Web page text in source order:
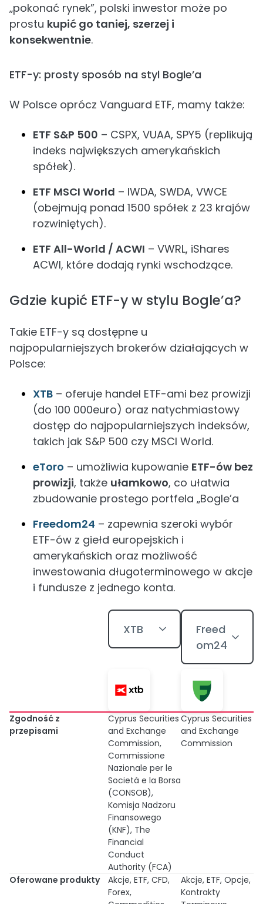
„pokonać rynek”, polski inwestor może po
prostu kupić go taniej, szerzej i
konsekwentnie.
ETF-y: prosty sposób na styl Bogle’a
W Polsce oprócz Vanguard ETF, mamy także:
ETF S&P 500 – CSPX, VUAA, SPY5 (replikują
indeks największych amerykańskich
spółek).
ETF MSCI World – IWDA, SWDA, VWCE
(obejmują ponad 1500 spółek z 23 krajów
rozwiniętych).
ETF All-World / ACWI – VWRL, iShares
ACWI, które dodają rynki wschodzące.
Gdzie kupić ETF-y w stylu Bogle’a?
Takie ETF-y są dostępne u
najpopularniejszych brokerów działających w
Polsce:
XTB – oferuje handel ETF-ami bez prowizji
(do 100 000euro) oraz natychmiastowy
dostęp do najpopularniejszych indeksów,
takich jak S&P 500 czy MSCI World.
eToro – umożliwia kupowanie ETF-ów bez
prowizji, także ułamkowo, co ułatwia
zbudowanie prostego portfela „Bogle’a
Freedom24 – zapewnia szeroki wybór
ETF-ów z giełd europejskich i
amerykańskich oraz możliwość
inwestowania długoterminowego w akcje
i fundusze z jednego konta.
XTB
Freed
om24
Zgodność z
przepisami
Cyprus Securities
and Exchange
Commission,
Commissione
Nazionale per le
Società e la Borsa
(CONSOB),
Komisja Nadzoru
Finansowego
(KNF), The
Financial
Conduct
Authority (FCA)
Cyprus Securities
and Exchange
Commission
Oferowane produkty
Akcje, ETF, CFD,
Forex,
Akcje, ETF, Opcje,
Kontrakty